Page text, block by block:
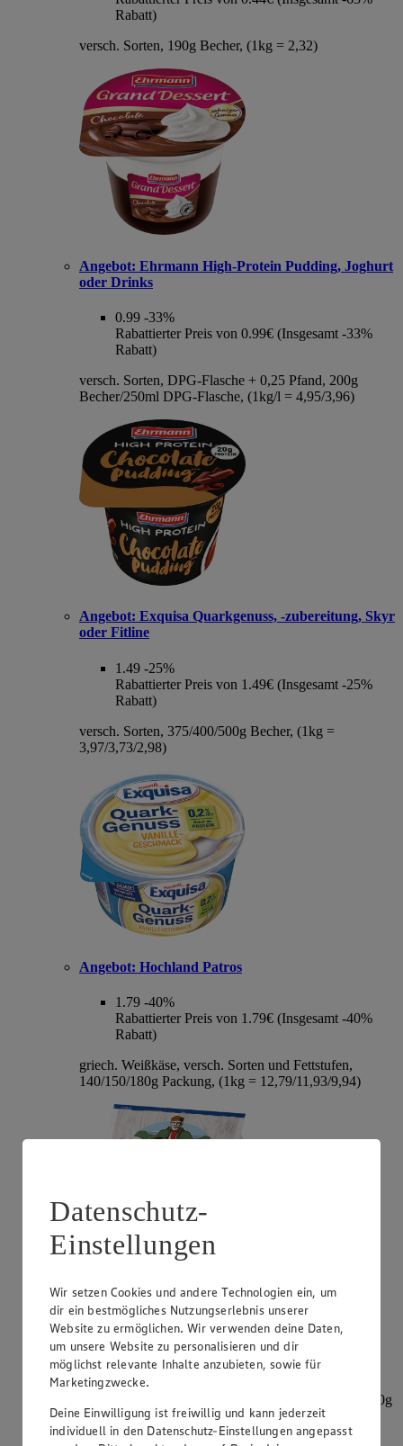
Rabatt)
versch. Sorten, 190g Becher, (1kg = 2,32)
Angebot: Ehrmann High-Protein Pudding, Joghurt
oder Drinks
0.99 -33%
Rabattierter Preis von 0.99€ (Insgesamt -33%
Rabatt)
versch. Sorten, DPG-Flasche + 0,25 Pfand, 200g
Becher/250ml DPG-Flasche, (1kg/l = 4,95/3,96)
Angebot: Exquisa Quarkgenuss, -zubereitung, Skyr
oder Fitline
1.49 -25%
Rabattierter Preis von 1.49€ (Insgesamt -25%
Rabatt)
versch. Sorten, 375/400/500g Becher, (1kg =
3,97/3,73/2,98)
Angebot: Hochland Patros
1.79 -40%
Rabattierter Preis von 1.79€ (Insgesamt -40%
Rabatt)
griech. Weißkäse, versch. Sorten und Fettstufen,
140/150/180g Packung, (1kg = 12,79/11,93/9,94)
Angebot:Mini-Babybel
2.99 -30%
Rabattierter Preis von 2.99€ (Insgesamt -30%
Rabatt)
dt. Schnittkäse, versch. Sorten, 45% Fett i. Tr., 8/9x20g
= 160/180g Packung, (1kg = 18,69/16,61)
Datenschutz-
Einstellungen
Wir setzen Cookies und andere Technologien ein, um
dir ein bestmögliches Nutzungserlebnis unserer
Website zu ermöglichen. Wir verwenden deine Daten,
um unsere Website zu personalisieren und dir
möglichst relevante Inhalte anzubieten, sowie für
Marketingzwecke.
Deine Einwilligung ist freiwillig und kann jederzeit
individuell in den Datenschutz-Einstellungen angepasst